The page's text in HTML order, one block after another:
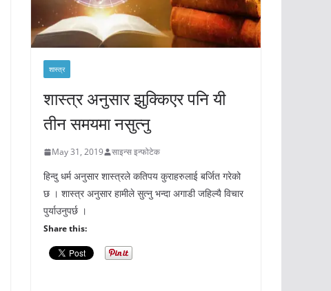
शास्त्र
शास्त्र अनुसार झुक्किएर पनि यी
तीन समयमा नसुत्नु
May 31, 2019 साइन्स इन्फोटेक
हिन्दु धर्म अनुसार शास्त्रले कतिपय कुराहरुलाई बर्जित गरेको
छ । शास्त्र अनुसार हामीले सुत्नु भन्दा अगाडी जहिल्यै विचार
पुर्याउनुपर्छ ।
Share this: